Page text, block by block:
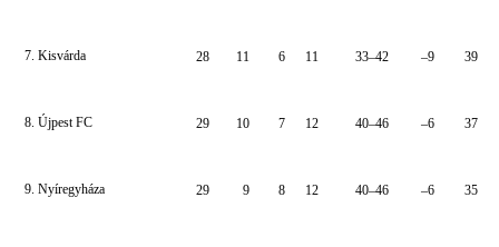
7. Kisvárda 28 11 6 11 33–42 –9 39
8. Újpest FC 29 10 7 12 40–46 –6 37
9. Nyíregyháza 29 9 8 12 40–46 –6 35